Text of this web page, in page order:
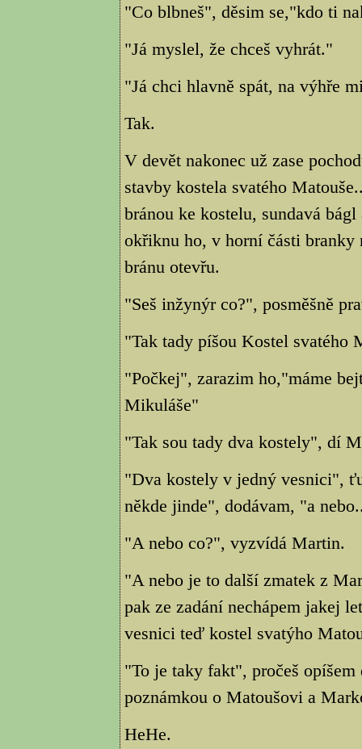
"Co blbneš", děsim se,"kdo ti
"Já myslel, že chceš vyhrát."
"Já chci hlavně spát, na výhře
Tak.
V devět nakonec už zase
stavby kostela svatého
bránou ke kostelu, sundavá
okřiknu ho, v horní části branky
bránu otevřu.
"Seš inžynýr co?", posměšně
"Tak tady píšou Kostel svatého
"Počkej", zarazim ho,"máme
Mikuláše"
"Tak sou tady dva kostely", dí
"Dva kostely v jedný vesnici",
někde jinde", dodávam, "a
"A nebo co?", vyzvídá Martin.
"A nebo je to další zmatek z
pak ze zadání nechápem jakej
vesnici teď kostel svatýho
"To je taky fakt", pročeš
poznámkou o Matoušovi a
HeHe.